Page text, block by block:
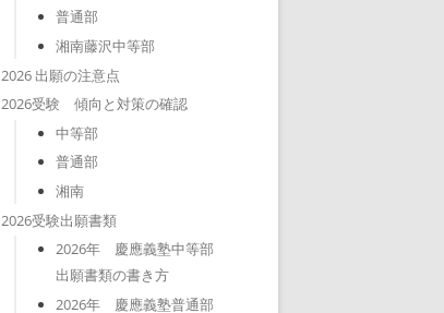
普通部
湘南藤沢中等部
2026 出願の注意点
2026受験 傾向と対策の確認
中等部
普通部
湘南
2026受験出願書類
2026年 慶應義塾中等部
出願書類の書き方
2026年 慶應義塾普通部